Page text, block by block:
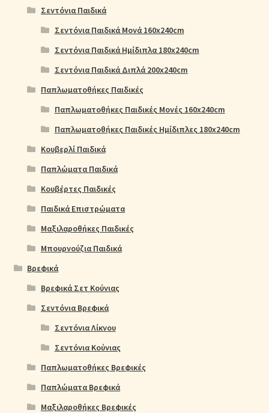
Σεντόνια Παιδικά
Σεντόνια Παιδικά Μονά 160x240cm
Σεντόνια Παιδικά Ημίδιπλα 180x240cm
Σεντόνια Παιδικά Διπλά 200x240cm
Παπλωματοθήκες Παιδικές
Παπλωματοθήκες Παιδικές Μονές 160x240cm
Παπλωματοθήκες Παιδικές Ημίδιπλες 180x240cm
Κουβερλί Παιδικά
Παπλώματα Παιδικά
Κουβέρτες Παιδικές
Παιδικά Επιστρώματα
Μαξιλαροθήκες Παιδικές
Μπουρνούζια Παιδικά
Βρεφικά
Βρεφικά Σετ Κούνιας
Σεντόνια Βρεφικά
Σεντόνια Λίκνου
Σεντόνια Κούνιας
Παπλωματοθήκες Βρεφικές
Παπλώματα Βρεφικά
Μαξιλαροθήκες Βρεφικές